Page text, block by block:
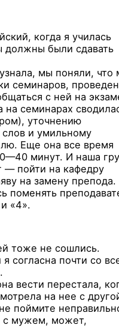
когда я училась
должны были сдавать
мы поняли, что
семинаров,
с ней на
на семинарах
уточнению
и умильному
Еще она все время
минут. И наша
— пойти на кафедру
на замену препода.
поменять
«4».
тоже не сошлись.
согласна почти со
вести перестала,
на нее с
поймите
с мужем, может,